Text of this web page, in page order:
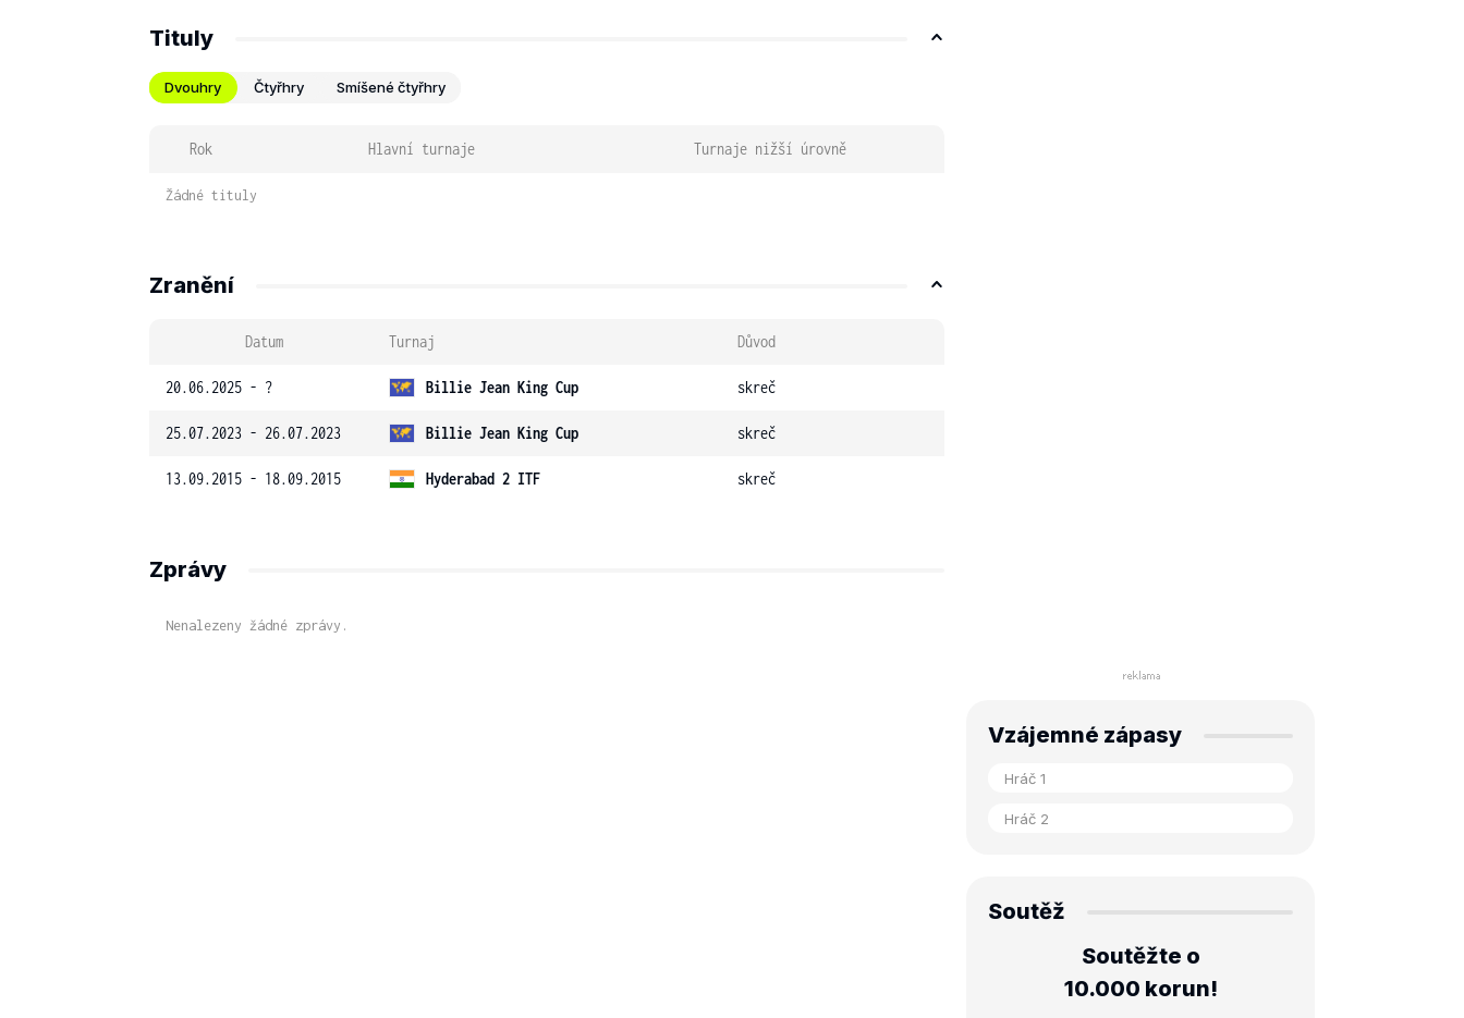
Tituly
Dvouhry Čtyřhry Smíšené čtyřhry
Rok Hlavní turnaje Turnaje nižší úrovně
Žádné tituly
Zranění
Datum Turnaj Důvod
20.06.2025 - ? Billie Jean King Cup skreč
25.07.2023 - 26.07.2023 Billie Jean King Cup skreč
13.09.2015 - 18.09.2015 Hyderabad 2 ITF skreč
Zprávy
Nenalezeny žádné zprávy.
Vzájemné zápasy
Soutěž
Soutěžte o
10.000 korun!